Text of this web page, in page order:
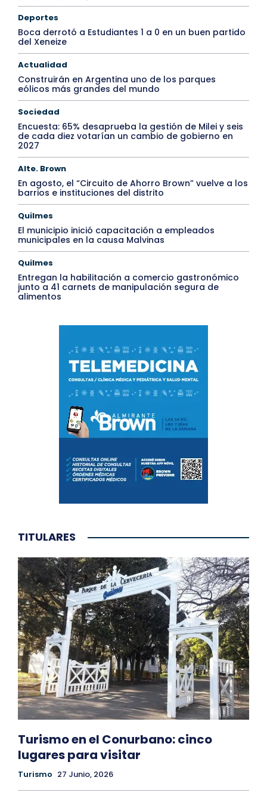
Deportes
Boca derrotó a Estudiantes 1 a 0 en un buen partido
del Xeneize
Actualidad
Construirán en Argentina uno de los parques
eólicos más grandes del mundo
Sociedad
Encuesta: 65% desaprueba la gestión de Milei y seis
de cada diez votarían un cambio de gobierno en
2027
Alte. Brown
En agosto, el “Circuito de Ahorro Brown” vuelve a los
barrios e instituciones del distrito
Quilmes
El municipio inició capacitación a empleados
municipales en la causa Malvinas
Quilmes
Entregan la habilitación a comercio gastronómico
junto a 41 carnets de manipulación segura de
alimentos
TITULARES
Turismo en el Conurbano: cinco
lugares para visitar
Turismo 27 Junio, 2026